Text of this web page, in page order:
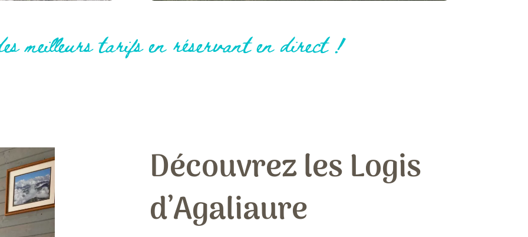
meilleurs tarifs en réservant en direct !
Découvrez les Logis
d’Agaliaure